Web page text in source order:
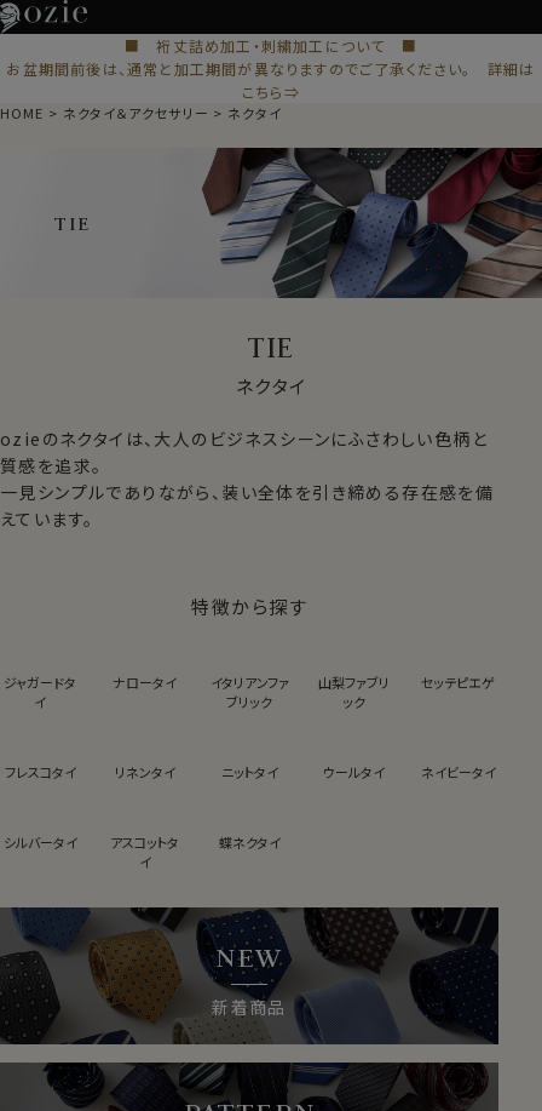
■ 裄丈詰め加工・刺繍加工について ■
お盆期間前後は、通常と加工期間が異なりますのでご了承ください。 詳細は
こちら⇒
HOME ネクタイ＆アクセサリー ネクタイ
TIE
TIE
ネクタイ
ozieのネクタイは、大人のビジネスシーンにふさわしい色柄と
質感を追求。
一見シンプルでありながら、装い全体を引き締める存在感を備
えています。
特徴から探す
ジャガードタ
イ
ナロータイ
イタリアンファ
ブリック
山梨ファブリ
ック
セッテピエゲ
フレスコタイ リネンタイ ニットタイ ウールタイ ネイビータイ
シルバータイ
アスコットタ
イ
蝶ネクタイ
NEW
新着商品